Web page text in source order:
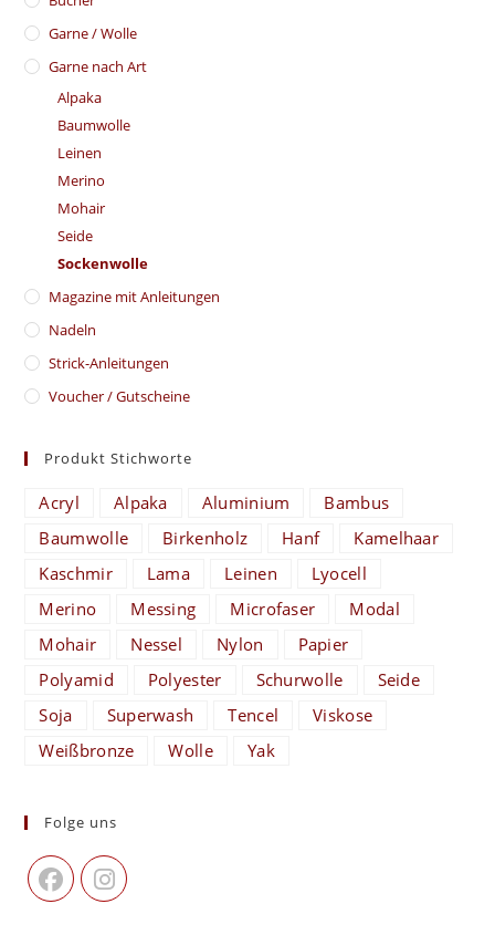
Garne / Wolle
Garne nach Art
Alpaka
Baumwolle
Leinen
Merino
Mohair
Seide
Sockenwolle
Magazine mit Anleitungen
Nadeln
Strick-Anleitungen
Voucher / Gutscheine
Produkt Stichworte
Acryl Alpaka Aluminium
Bambus
Baumwolle
Birkenholz Hanf
Kamelhaar
Kaschmir
Lama Leinen
Lyocell
Merino
Messing Microfaser
Modal
Mohair
Nessel Nylon
Papier
Polyamid
Polyester Schurwolle
Seide
Soja
Superwash Tencel
Viskose
Weißbronze
Wolle Yak
Folge uns